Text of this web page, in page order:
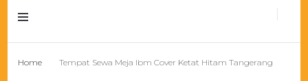
Home Tempat Sewa Meja Ibm Cover Ketat Hitam Tangerang